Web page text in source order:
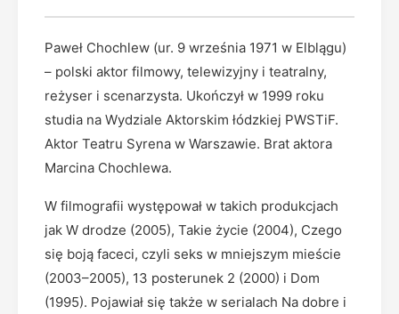
Paweł Chochlew (ur. 9 września 1971 w Elblągu)
– polski aktor filmowy, telewizyjny i teatralny,
reżyser i scenarzysta. Ukończył w 1999 roku
studia na Wydziale Aktorskim łódzkiej PWSTiF.
Aktor Teatru Syrena w Warszawie. Brat aktora
Marcina Chochlewa.
W filmografii występował w takich produkcjach
jak W drodze (2005), Takie życie (2004), Czego
się boją faceci, czyli seks w mniejszym mieście
(2003–2005), 13 posterunek 2 (2000) i Dom
(1995). Pojawiał się także w serialach Na dobre i